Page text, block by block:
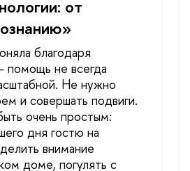
от
благодаря
помощь не всегда
Не нужно
и совершать подвиги.
очень простым:
дня гостю на
внимание
доме, погулять с